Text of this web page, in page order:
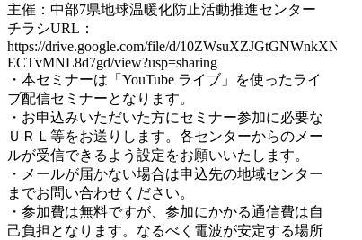
主催：中部7県地球温暖化防止活動推進センター
チラシURL：
https://drive.google.com/file/d/10ZWsuXZJGtGNWnkXN9w-
ECTvMNL8d7gd/view?usp=sharing
・本セミナーは「YouTube ライブ」を使ったライ
ブ配信セミナーとなります。
・お申込みいただいた方にセミナー参加に必要な
ＵＲＬ等をお送りします。各センターからのメー
ルが受信できるよう設定をお願いいたします。
・メールが届かない場合は申込先の地域センター
までお問い合わせください。
・参加費は無料ですが、参加にかかる通信費は自
己負担となります。なるべく電波が安定する場所